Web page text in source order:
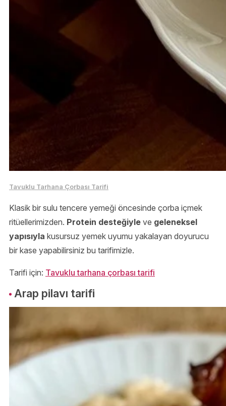
Tavuklu Tarhana Çorbası Tarifi
Klasik bir sulu tencere yemeği öncesinde çorba içmek
ritüellerimizden. Protein desteğiyle ve geleneksel
yapısıyla kusursuz yemek uyumu yakalayan doyurucu
bir kase yapabilirsiniz bu tarifimizle.
Tarifi için: Tavuklu tarhana çorbası tarifi
Arap pilavı tarifi